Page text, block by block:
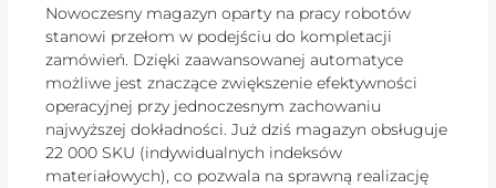
Nowoczesny magazyn oparty na pracy robotów
stanowi przełom w podejściu do kompletacji
zamówień. Dzięki zaawansowanej automatyce
możliwe jest znaczące zwiększenie efektywności
operacyjnej przy jednoczesnym zachowaniu
najwyższej dokładności. Już dziś magazyn obsługuje
22 000 SKU (indywidualnych indeksów
materiałowych), co pozwala na sprawną realizację